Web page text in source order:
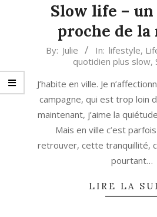
Slow life –
proche de
2016-
20
By: Julie In: lifestyle,
quotidien plus slow,
J’habite en ville. Je
campagne, qui est trop loin
maintenant, j’aime la
Mais en ville c’est
retrouver, cette tranquillité,
pourtant…
LIRE LA